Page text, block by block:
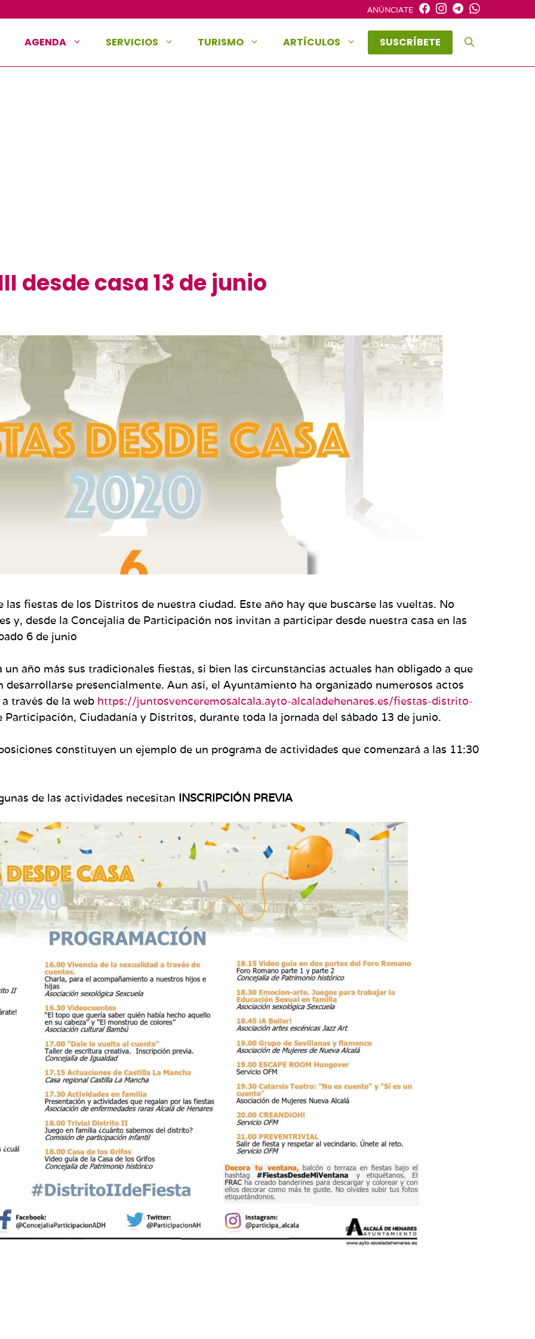
ANÚNCIATE
AGENDA SERVICIOS TURISMO ARTÍCULOS SUSCRÍBETE
desde casa 13 de junio
fiestas de los Distritos de nuestra ciudad. Este año hay que buscarse las vueltas. No
y, desde la Concejalía de Participación nos invitan a participar desde nuestra casa en las
6 de junio
un año más sus tradicionales fiestas, si bien las circunstancias actuales han obligado a que
desarrollarse presencialmente. Aun así, el Ayuntamiento ha organizado numerosos actos
través de la web https://juntosvenceremosalcala.ayto-alcaladehenares.es/fiestas-distrito-
Participación, Ciudadanía y Distritos, durante toda la jornada del sábado 13 de junio.
constituyen un ejemplo de un programa de actividades que comenzará a las 11:30
de las actividades necesitan INSCRIPCIÓN PREVIA